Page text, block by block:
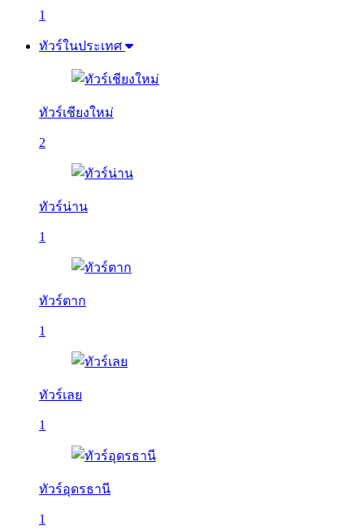
1
ทัวร์ในประเทศ
ทัวร์เชียงใหม่
2
ทัวร์น่าน
1
ทัวร์ตาก
1
ทัวร์เลย
1
ทัวร์อุดรธานี
1